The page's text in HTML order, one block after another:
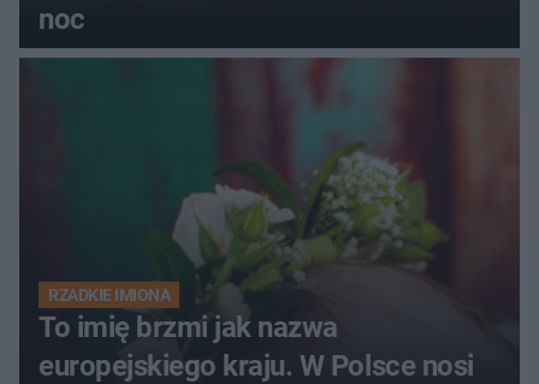
noc
RZADKIE IMIONA
To imię brzmi jak nazwa
europejskiego kraju. W Polsce nosi